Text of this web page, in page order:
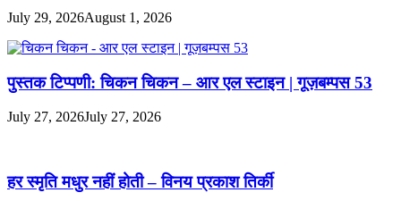
July 29, 2026August 1, 2026
पुस्तक टिप्पणी: चिकन चिकन – आर एल स्टाइन | गूज़बम्पस 53
July 27, 2026July 27, 2026
हर स्मृति मधुर नहीं होती – विनय प्रकाश तिर्की